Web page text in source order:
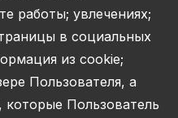
работы; увлечениях;
в социальных
из cookie;
Пользователя, а
Пользователь